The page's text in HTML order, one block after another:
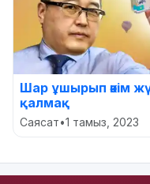
Шар ұшырып әкім
қалмақ
Саясат•1 тамыз, 2023